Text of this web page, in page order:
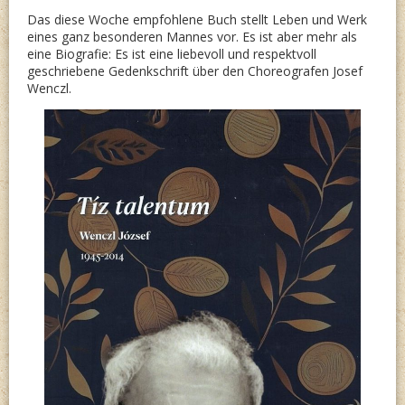
Das diese Woche empfohlene Buch stellt Leben und Werk
eines ganz besonderen Mannes vor. Es ist aber mehr als
eine Biografie: Es ist eine liebevoll und respektvoll
geschriebene Gedenkschrift über den Choreografen Josef
Wenczl.